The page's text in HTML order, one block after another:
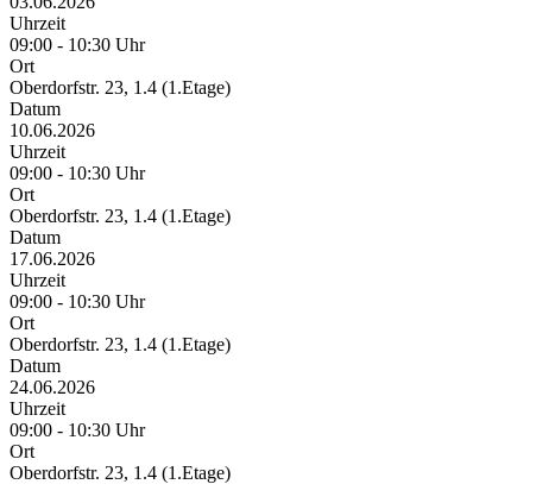
Uhrzeit
09:00 - 10:30 Uhr
Ort
Oberdorfstr. 23, 1.4 (1.Etage)
Datum
10.06.2026
Uhrzeit
09:00 - 10:30 Uhr
Ort
Oberdorfstr. 23, 1.4 (1.Etage)
Datum
17.06.2026
Uhrzeit
09:00 - 10:30 Uhr
Ort
Oberdorfstr. 23, 1.4 (1.Etage)
Datum
24.06.2026
Uhrzeit
09:00 - 10:30 Uhr
Ort
Oberdorfstr. 23, 1.4 (1.Etage)